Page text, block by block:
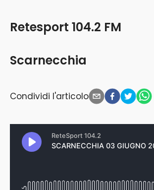
Scarnecchia
Retesport 104.2 FM
Condividi l'articolo